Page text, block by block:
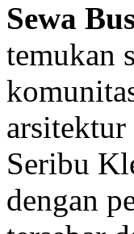
Sewa
temukan
Seribu
dengan